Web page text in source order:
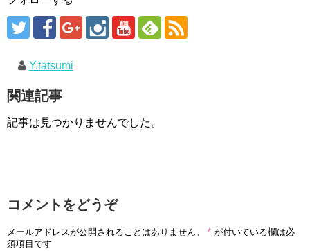
Y.tatsumi
関連記事
記事は見つかりませんでした。
コメントをどうぞ
メールアドレスが公開されることはありません。 * が付いている欄は必
須項目です